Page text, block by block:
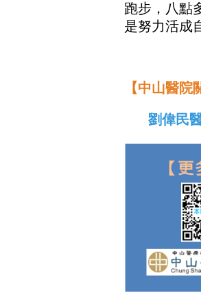
跑步，八點
是努力活成
【中山醫
劉偉民